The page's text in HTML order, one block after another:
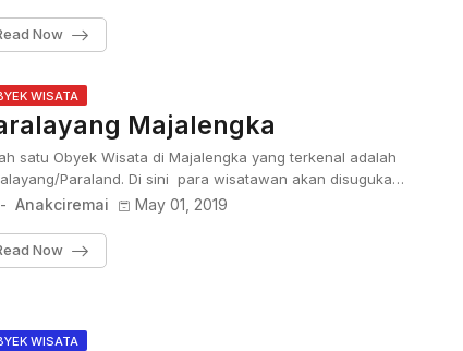
Now
WISATA
Majalengka
satu Obyek Wisata di Majalengka yang terkenal adalah
Paraland. Di sini para wisatawan akan disuguka…
Anakciremai May 01, 2019
Now
WISATA